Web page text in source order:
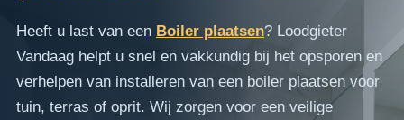
Heeft u last van een Boiler plaatsen? Loodgieter
Vandaag helpt u snel en vakkundig bij het opsporen en
verhelpen van installeren van een boiler plaatsen voor
tuin, terras of oprit. Wij zorgen voor een veilige